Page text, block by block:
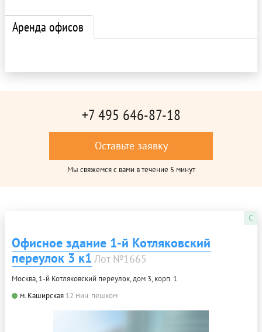
Аренда офисов
+7 495 646-87-18
Оставьте заявку
Мы свяжемся с вами в течение 5 минут
C
Офисное здание 1-й Котляковский
переулок 3 к1 Лот №1665
Москва, 1-й Котляковский переулок, дом 3, корп. 1
м. Каширская 12 мин. пешком